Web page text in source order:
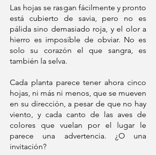
Las hojas se rasgan fácilmente y pronto
está cubierto de savia, pero no es
pálida sino demasiado roja, y el olor a
hierro es imposible de obviar. No es
solo su corazón el que sangra, es
también la selva.
Cada planta parece tener ahora cinco
hojas, ni más ni menos, que se mueven
en su dirección, a pesar de que no hay
viento, y cada canto de las aves de
colores que vuelan por el lugar le
parece una advertencia. ¿O una
invitación?